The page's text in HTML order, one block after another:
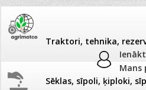
Mans
Traktori, tehnika,
Sēklas, sīpoli, ķiploki,